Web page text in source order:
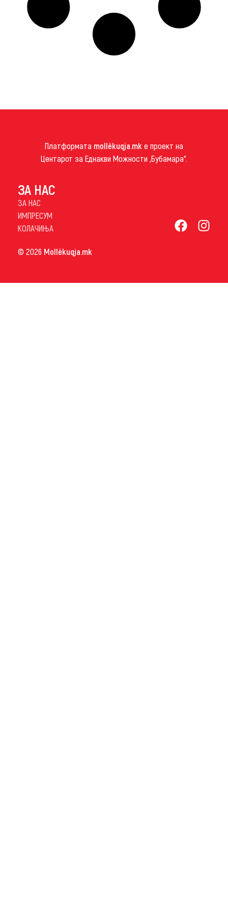
Платформата mollëkuqja.mk е проект на
Центарот за Еднакви Можности „Бубамара“.
ЗА НАС
ЗА НАС
ИМПРЕСУМ
КОЛАЧИЊА
© 2026 Mollëkuqja.mk